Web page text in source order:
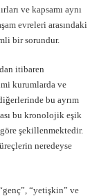
ve kapsamı aynı
evreleri arasındaki
bir sorundur.
itibaren
kurumlarda ve
bu ayrım
bu kronolojik eşik
şekillenmektedir.
neredeyse
“yetişkin” ve